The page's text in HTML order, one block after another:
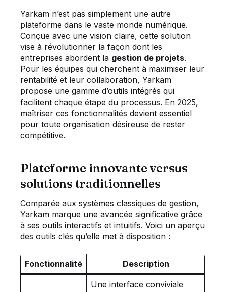
Yarkam n’est pas simplement une autre
plateforme dans le vaste monde numérique.
Conçue avec une vision claire, cette solution
vise à révolutionner la façon dont les
entreprises abordent la gestion de projets.
Pour les équipes qui cherchent à maximiser leur
rentabilité et leur collaboration, Yarkam
propose une gamme d’outils intégrés qui
facilitent chaque étape du processus. En 2025,
maîtriser ces fonctionnalités devient essentiel
pour toute organisation désireuse de rester
compétitive.
Plateforme innovante versus
solutions traditionnelles
Comparée aux systèmes classiques de gestion,
Yarkam marque une avancée significative grâce
à ses outils interactifs et intuitifs. Voici un aperçu
des outils clés qu’elle met à disposition :
Fonctionnalité Description
Une interface conviviale